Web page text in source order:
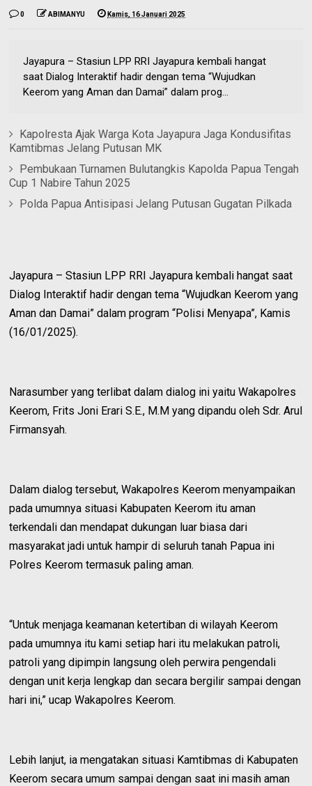
0 ABIMANYU Kamis, 16 Januari 2025
Jayapura – Stasiun LPP RRI Jayapura kembali hangat
saat Dialog Interaktif hadir dengan tema “Wujudkan
Keerom yang Aman dan Damai” dalam prog...
Kapolresta Ajak Warga Kota Jayapura Jaga Kondusifitas
Kamtibmas Jelang Putusan MK
Pembukaan Turnamen Bulutangkis Kapolda Papua Tengah
Cup 1 Nabire Tahun 2025
Polda Papua Antisipasi Jelang Putusan Gugatan Pilkada
Jayapura – Stasiun LPP RRI Jayapura kembali hangat saat
Dialog Interaktif hadir dengan tema “Wujudkan Keerom yang
Aman dan Damai” dalam program “Polisi Menyapa”, Kamis
(16/01/2025).
Narasumber yang terlibat dalam dialog ini yaitu Wakapolres
Keerom, Frits Joni Erari S.E., M.M yang dipandu oleh Sdr. Arul
Firmansyah.
Dalam dialog tersebut, Wakapolres Keerom menyampaikan
pada umumnya situasi Kabupaten Keerom itu aman
terkendali dan mendapat dukungan luar biasa dari
masyarakat jadi untuk hampir di seluruh tanah Papua ini
Polres Keerom termasuk paling aman.
“Untuk menjaga keamanan ketertiban di wilayah Keerom
pada umumnya itu kami setiap hari itu melakukan patroli,
patroli yang dipimpin langsung oleh perwira pengendali
dengan unit kerja lengkap dan secara bergilir sampai dengan
hari ini,” ucap Wakapolres Keerom.
Lebih lanjut, ia mengatakan situasi Kamtibmas di Kabupaten
Keerom secara umum sampai dengan saat ini masih aman